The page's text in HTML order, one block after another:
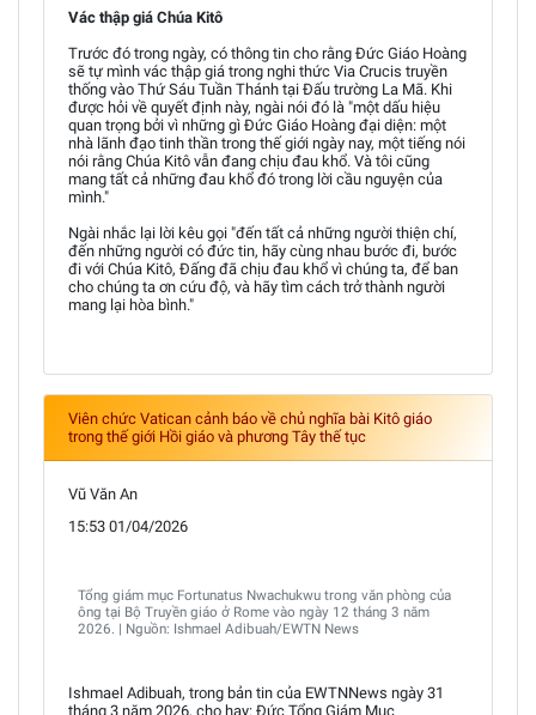
Vác thập giá Chúa Kitô
Trước đó trong ngày, có thông tin cho rằng Đức Giáo Hoàng
sẽ tự mình vác thập giá trong nghi thức Via Crucis truyền
thống vào Thứ Sáu Tuần Thánh tại Đấu trường La Mã. Khi
được hỏi về quyết định này, ngài nói đó là "một dấu hiệu
quan trọng bởi vì những gì Đức Giáo Hoàng đại diện: một
nhà lãnh đạo tinh thần trong thế giới ngày nay, một tiếng nói
nói rằng Chúa Kitô vẫn đang chịu đau khổ. Và tôi cũng
mang tất cả những đau khổ đó trong lời cầu nguyện của
mình."
Ngài nhắc lại lời kêu gọi "đến tất cả những người thiện chí,
đến những người có đức tin, hãy cùng nhau bước đi, bước
đi với Chúa Kitô, Đấng đã chịu đau khổ vì chúng ta, để ban
cho chúng ta ơn cứu độ, và hãy tìm cách trở thành người
mang lại hòa bình."
Viên chức Vatican cảnh báo về chủ nghĩa bài Kitô giáo
trong thế giới Hồi giáo và phương Tây thế tục
Vũ Văn An
15:53 01/04/2026
Tổng giám mục Fortunatus Nwachukwu trong văn phòng của
ông tại Bộ Truyền giáo ở Rome vào ngày 12 tháng 3 năm
2026. | Nguồn: Ishmael Adibuah/EWTN News
Ishmael Adibuah, trong bản tin của EWTNNews ngày 31
tháng 3 năm 2026, cho hay: Đức Tổng Giám Mục